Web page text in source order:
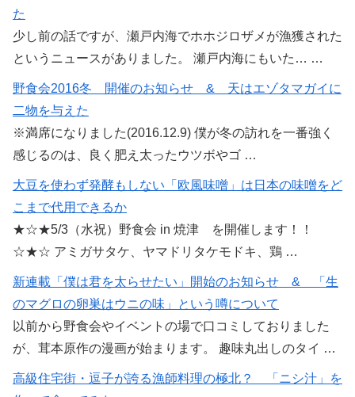
た
少し前の話ですが、瀬戸内海でホホジロザメが漁獲された
というニュースがありました。 瀬戸内海にもいた… …
野食会2016冬 開催のお知らせ & 天はエゾタマガイに
二物を与えた
※満席になりました(2016.12.9) 僕が冬の訪れを一番強く
感じるのは、良く肥え太ったウツボやゴ …
大豆を使わず発酵もしない「欧風味噌」は日本の味噌をど
こまで代用できるか
★☆★5/3（水祝）野食会 in 焼津 を開催します！！
☆★☆ アミガサタケ、ヤマドリタケモドキ、鶏 …
新連載「僕は君を太らせたい」開始のお知らせ & 「生
のマグロの卵巣はウニの味」という噂について
以前から野食会やイベントの場で口コミしておりました
が、茸本原作の漫画が始まります。 趣味丸出しのタイ …
高級住宅街・逗子が誇る漁師料理の極北？ 「ニシ汁」を